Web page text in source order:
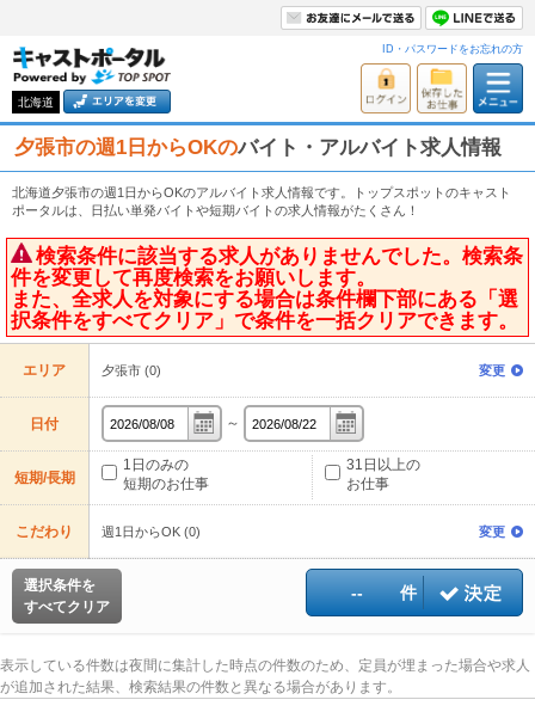
北海道
ID・パスワードをお忘れの方
夕張市の週1日からOKのバイト・アルバイト求人情報
北海道夕張市の週1日からOKのアルバイト求人情報です。トップスポットのキャスト
ポータルは、日払い単発バイトや短期バイトの求人情報がたくさん！
検索条件に該当する求人がありませんでした。検索条
件を変更して再度検索をお願いします。
また、全求人を対象にする場合は条件欄下部にある「選
択条件をすべてクリア」で条件を一括クリアできます。
エリア 夕張市 (0) 変更
日付 ～
短期/長期
1日のみの
短期のお仕事
31日以上の
お仕事
こだわり 週1日からOK (0) 変更
選択条件を
すべてクリア
-- 件
表示している件数は夜間に集計した時点の件数のため、定員が埋まった場合や求人
が追加された結果、検索結果の件数と異なる場合があります。